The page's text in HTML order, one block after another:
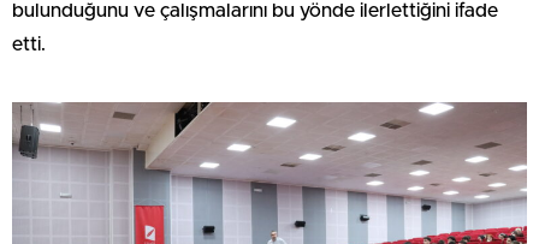
bulunduğunu ve çalışmalarını bu yönde ilerlettiğini ifade
etti.